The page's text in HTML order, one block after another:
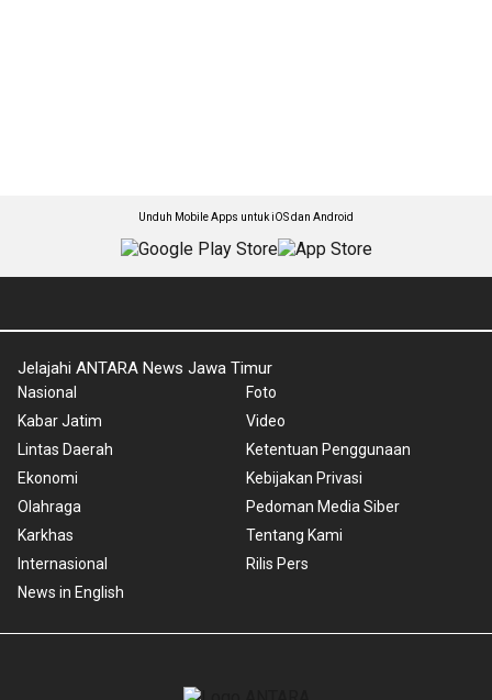
Unduh Mobile Apps untuk iOS dan Android
Jelajahi ANTARA News Jawa Timur
Nasional
Kabar Jatim
Lintas Daerah
Ekonomi
Olahraga
Karkhas
Internasional
News in English
Foto
Video
Ketentuan Penggunaan
Kebijakan Privasi
Pedoman Media Siber
Tentang Kami
Rilis Pers